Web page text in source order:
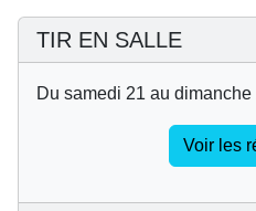
TIR EN SALLE
Du samedi 21 au
Voir les